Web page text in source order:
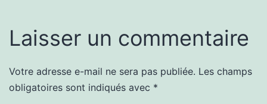
Laisser un commentaire
Votre adresse e-mail ne sera pas publiée. Les champs
obligatoires sont indiqués avec *